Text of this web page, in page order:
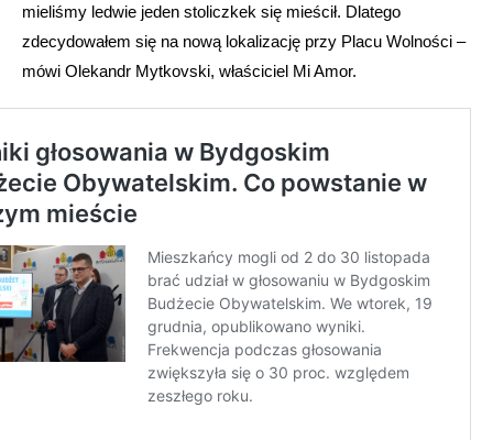
mieliśmy ledwie jeden stoliczkek się mieścił. Dlatego
zdecydowałem się na nową lokalizację przy Placu Wolności –
mówi Olekandr Mytkovski, właściciel Mi Amor.